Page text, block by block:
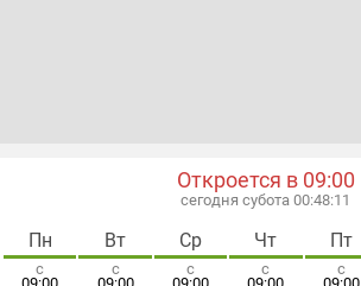
Откроется в 09:00
сегодня субота 00:48:12
Пн
с
Вт
с
Ср
с
Чт
с
Пт
с